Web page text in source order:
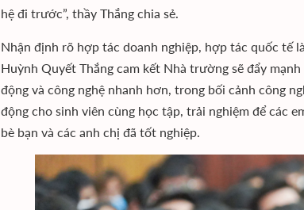
hệ đi trước”, thầy Thắng chia sẻ.
Nhận định rõ hợp tác doanh nghiệp, hợp tác quốc tế
Huỳnh Quyết Thắng cam kết Nhà trường sẽ đẩy
động và công nghệ nhanh hơn, trong bối cảnh công
động cho sinh viên cùng học tập, trải nghiệm để các
bè bạn và các anh chị đã tốt nghiệp.